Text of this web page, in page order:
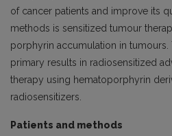
of cancer patients and improve its
methods is sensitized tumour
porphyrin accumulation in
primary results in radiosensitized
therapy using hematoporphyrin
radiosensitizers.
Patients and methods